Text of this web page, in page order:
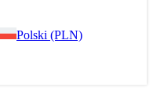
Polski (PLN)